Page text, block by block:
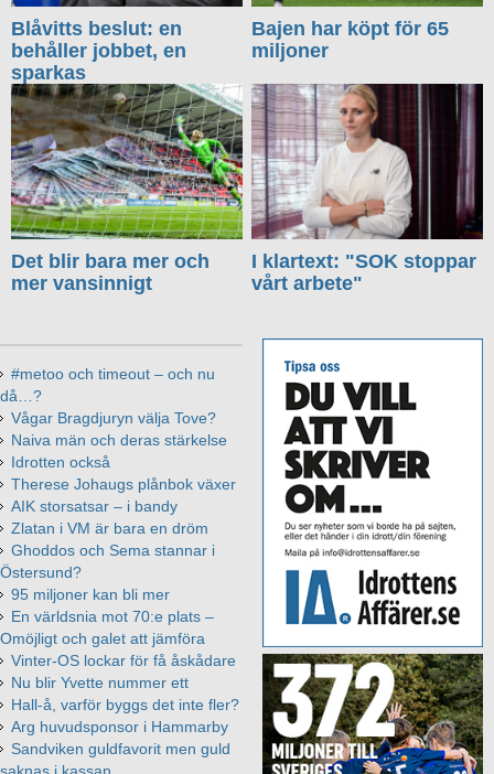
Blåvitts beslut: en
behåller jobbet, en
sparkas
Bajen har köpt för 65
miljoner
Det blir bara mer och
mer vansinnigt
I klartext: "SOK stoppar
vårt arbete"
#metoo och timeout – och nu
då…?
Vågar Bragdjuryn välja Tove?
Naiva män och deras stärkelse
Idrotten också
Therese Johaugs plånbok växer
AIK storsatsar – i bandy
Zlatan i VM är bara en dröm
Ghoddos och Sema stannar i
Östersund?
95 miljoner kan bli mer
En världsnia mot 70:e plats –
Omöjligt och galet att jämföra
Vinter-OS lockar för få åskådare
Nu blir Yvette nummer ett
Hall-å, varför byggs det inte fler?
Arg huvudsponsor i Hammarby
Sandviken guldfavorit men guld